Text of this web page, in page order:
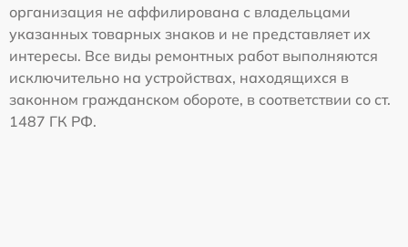
организация не аффилирована с владельцами
указанных товарных знаков и не представляет их
интересы. Все виды ремонтных работ выполняются
исключительно на устройствах, находящихся в
законном гражданском обороте, в соответствии со ст.
1487 ГК РФ.